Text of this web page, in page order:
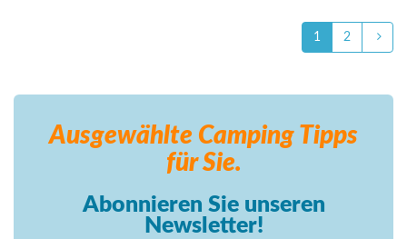
1 2
Ausgewählte Camping Tipps
für Sie.
Abonnieren Sie unseren
Newsletter!